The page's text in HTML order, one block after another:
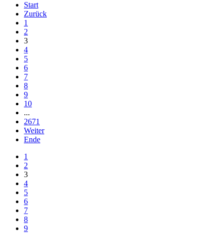
Start
Zurück
1
2
3
4
5
6
7
8
9
10
...
2671
Weiter
Ende
1
2
3
4
5
6
7
8
9